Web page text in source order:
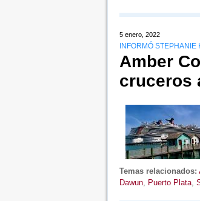
5 enero, 2022
INFORMÓ
Amber
cruceros
Temas relacionados:
Dawun, Puerto Plata,